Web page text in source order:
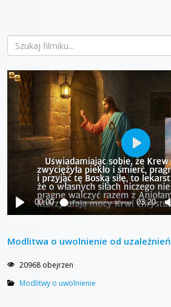
Modlitwa o uwolnienie od uzależnień
20968 obejrzen
Modlitwy o uwolnienie